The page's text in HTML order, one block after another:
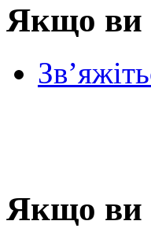
Якщо ви
Якщо ви